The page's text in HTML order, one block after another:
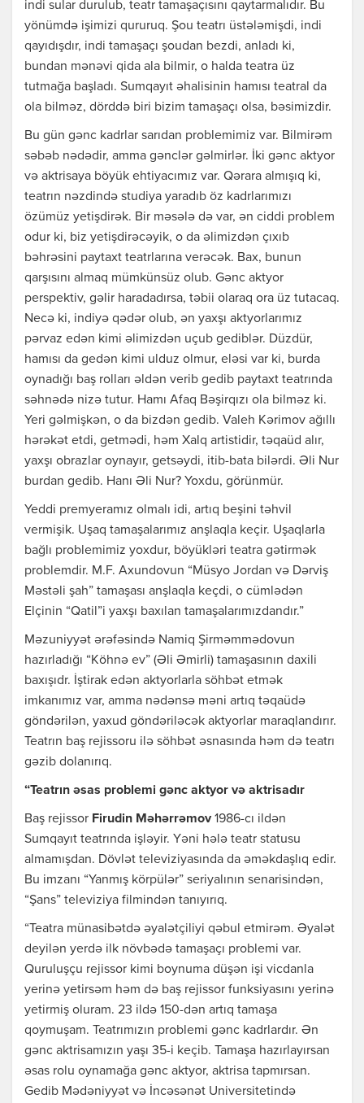
indi sular durulub, teatr tamaşaçısını qaytarmalıdır. Bu
yönümdə işimizi qururuq. Şou teatrı üstələmişdi, indi
qayıdışdır, indi tamaşaçı şoudan bezdi, anladı ki,
bundan mənəvi qida ala bilmir, o halda teatra üz
tutmağa başladı. Sumqayıt əhalisinin hamısı teatral da
ola bilməz, dörddə biri bizim tamaşaçı olsa, bəsimizdir.
Bu gün gənc kadrlar sarıdan problemimiz var. Bilmirəm
səbəb nədədir, amma gənclər gəlmirlər. İki gənc aktyor
və aktrisaya böyük ehtiyacımız var. Qərara almışıq ki,
teatrın nəzdində studiya yaradıb öz kadrlarımızı
özümüz yetişdirək. Bir məsələ də var, ən ciddi problem
odur ki, biz yetişdirəcəyik, o da əlimizdən çıxıb
bəhrəsini paytaxt teatrlarına verəcək. Bax, bunun
qarşısını almaq mümkünsüz olub. Gənc aktyor
perspektiv, gəlir haradadırsa, təbii olaraq ora üz tutacaq.
Necə ki, indiyə qədər olub, ən yaxşı aktyorlarımız
pərvaz edən kimi əlimizdən uçub gediblər. Düzdür,
hamısı da gedən kimi ulduz olmur, eləsi var ki, burda
oynadığı baş rolları əldən verib gedib paytaxt teatrında
səhnədə nizə tutur. Hamı Afaq Bəşirqızı ola bilməz ki.
Yeri gəlmişkən, o da bizdən gedib. Valeh Kərimov ağıllı
hərəkət etdi, getmədi, həm Xalq artistidir, təqaüd alır,
yaxşı obrazlar oynayır, getsəydi, itib-bata bilərdi. Əli Nur
burdan gedib. Hanı Əli Nur? Yoxdu, görünmür.
Yeddi premyeramız olmalı idi, artıq beşini təhvil
vermişik. Uşaq tamaşalarımız anşlaqla keçir. Uşaqlarla
bağlı problemimiz yoxdur, böyükləri teatra gətirmək
problemdir. M.F. Axundovun “Müsyo Jordan və Dərviş
Məstəli şah” tamaşası anşlaqla keçdi, o cümlədən
Elçinin “Qatil”i yaxşı baxılan tamaşalarımızdandır.”
Məzuniyyət ərəfəsində Namiq Şirməmmədovun
hazırladığı “Köhnə ev” (Əli Əmirli) tamaşasının daxili
baxışıdr. İştirak edən aktyorlarla söhbət etmək
imkanımız var, amma nədənsə məni artıq təqaüdə
göndərilən, yaxud göndəriləcək aktyorlar maraqlandırır.
Teatrın baş rejissoru ilə söhbət əsnasında həm də teatrı
gəzib dolanırıq.
“Teatrın əsas problemi gənc aktyor və aktrisadır
Baş rejissor Firudin Məhərrəmov 1986-cı ildən
Sumqayıt teatrında işləyir. Yəni hələ teatr statusu
almamışdan. Dövlət televiziyasında da əməkdaşlıq edir.
Bu imzanı “Yanmış körpülər” seriyalının senarisindən,
“Şans” televiziya filmindən tanıyırıq.
“Teatra münasibətdə əyalətçiliyi qəbul etmirəm. Əyalət
deyilən yerdə ilk növbədə tamaşaçı problemi var.
Quruluşçu rejissor kimi boynuma düşən işi vicdanla
yerinə yetirsəm həm də baş rejissor funksiyasını yerinə
yetirmiş oluram. 23 ildə 150-dən artıq tamaşa
qoymuşam. Teatrımızın problemi gənc kadrlardır. Ən
gənc aktrisamızın yaşı 35-i keçib. Tamaşa hazırlayırsan
əsas rolu oynamağa gənc aktyor, aktrisa tapmırsan.
Gedib Mədəniyyət və İncəsənət Universitetində